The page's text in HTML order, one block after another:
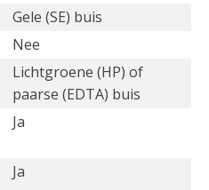
Gele (SE) buis
Nee
Lichtgroene (HP) of
paarse (EDTA) buis
Ja
Ja